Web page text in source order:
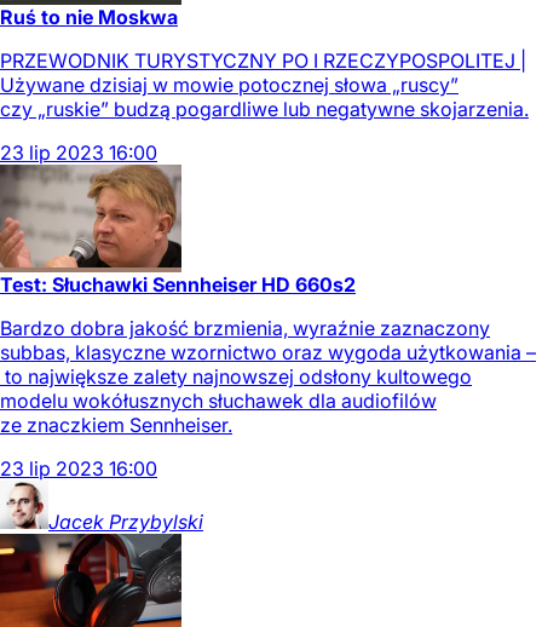
Ruś to nie Moskwa
PRZEWODNIK TURYSTYCZNY PO I RZECZYPOSPOLITEJ |
Używane dzisiaj w mowie potocznej słowa „ruscy”
czy „ruskie” budzą pogardliwe lub negatywne skojarzenia.
23 lip 2023 16:00
Test: Słuchawki Sennheiser HD 660s2
Bardzo dobra jakość brzmienia, wyraźnie zaznaczony
subbas, klasyczne wzornictwo oraz wygoda użytkowania –
to największe zalety najnowszej odsłony kultowego
modelu wokółusznych słuchawek dla audiofilów
ze znaczkiem Sennheiser.
23 lip 2023 16:00
Jacek Przybylski